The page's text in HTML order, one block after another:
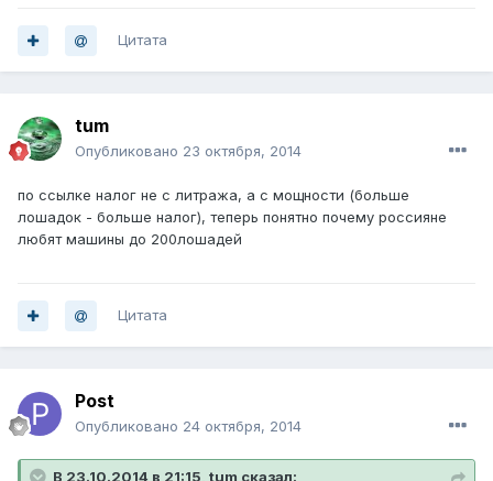
Цитата
tum
Опубликовано 23 октября, 2014
по ссылке налог не с литража, а с мощности (больше
лошадок - больше налог), теперь понятно почему россияне
любят машины до 200лошадей
Цитата
Post
Опубликовано 24 октября, 2014
В 23.10.2014 в 21:15, tum сказал: